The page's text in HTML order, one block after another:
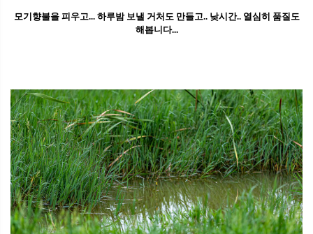
모기향불을 피우고... 하루밤 보낼 거처도 만들고.. 낮시간.. 열심히 품질도
해봅니다...